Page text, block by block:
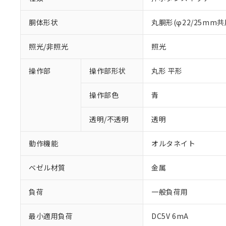
胴体形状 丸胴形(φ22/25mm共
照光/非照光 照光
操作部 操作部形状 丸形 平形
操作部色 青
透明/不透明 透明
動作機能 オルタネイト
ベゼル材質 金属
負荷 一般負荷用
最小適用負荷 DC5V 6mA
※1 対応状況